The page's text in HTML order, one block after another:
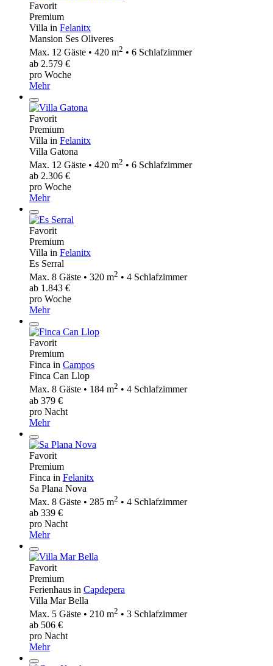
Favorit
Premium
Villa in Felanitx
Mansion Ses Oliveres
Max. 12 Gäste • 420 m2 • 6 Schlafzimmer
ab 2.579 €
pro Woche
Mehr
Favorit
Premium
Villa in Felanitx
Villa Gatona
Max. 12 Gäste • 420 m2 • 6 Schlafzimmer
ab 2.306 €
pro Woche
Mehr
Favorit
Premium
Villa in Felanitx
Es Serral
Max. 8 Gäste • 320 m2 • 4 Schlafzimmer
ab 1.843 €
pro Woche
Mehr
Favorit
Premium
Finca in Campos
Finca Can Llop
Max. 8 Gäste • 184 m2 • 4 Schlafzimmer
ab 379 €
pro Nacht
Mehr
Favorit
Premium
Finca in Felanitx
Sa Plana Nova
Max. 8 Gäste • 285 m2 • 4 Schlafzimmer
ab 339 €
pro Nacht
Mehr
Favorit
Premium
Ferienhaus in Capdepera
Villa Mar Bella
Max. 5 Gäste • 210 m2 • 3 Schlafzimmer
ab 506 €
pro Nacht
Mehr